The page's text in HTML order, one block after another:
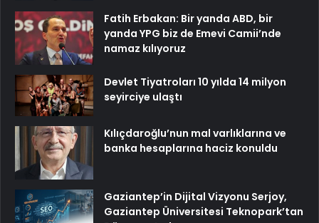
Fatih Erbakan: Bir yanda ABD, bir
yanda YPG biz de Emevi Camii’nde
namaz kılıyoruz
Devlet Tiyatroları 10 yılda 14 milyon
seyirciye ulaştı
Kılıçdaroğlu’nun mal varlıklarına ve
banka hesaplarına haciz konuldu
Gaziantep’in Dijital Vizyonu Serjoy,
Gaziantep Üniversitesi Teknopark’tan